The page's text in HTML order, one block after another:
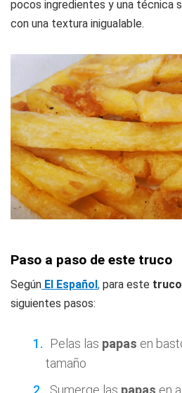
pocos ingredientes y una técnica
con una textura inigualable.
Paso a paso de este truco
Según El Español, para este truco
siguientes pasos:
Pelas las papas en
tamaño
Sumerge las papas en